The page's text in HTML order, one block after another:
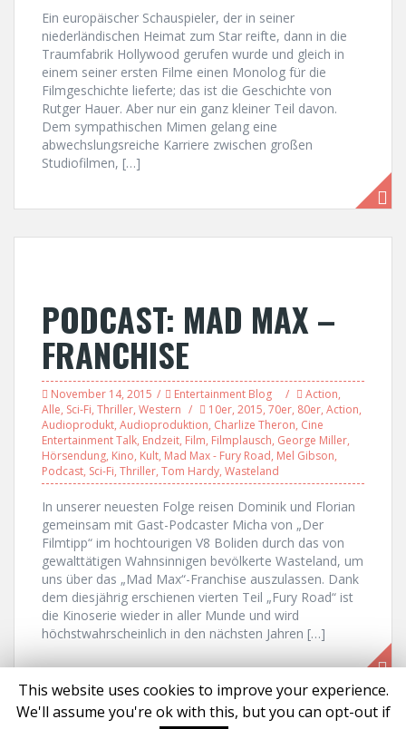
Ein europäischer Schauspieler, der in seiner
niederländischen Heimat zum Star reifte, dann in die
Traumfabrik Hollywood gerufen wurde und gleich in
einem seiner ersten Filme einen Monolog für die
Filmgeschichte lieferte; das ist die Geschichte von
Rutger Hauer. Aber nur ein ganz kleiner Teil davon.
Dem sympathischen Mimen gelang eine
abwechslungsreiche Karriere zwischen großen
Studiofilmen, […]
PODCAST: MAD MAX –
FRANCHISE
November 14, 2015 Entertainment Blog Action,
Alle, Sci-Fi, Thriller, Western 10er, 2015, 70er, 80er, Action,
Audioprodukt, Audioproduktion, Charlize Theron, Cine
Entertainment Talk, Endzeit, Film, Filmplausch, George Miller,
Hörsendung, Kino, Kult, Mad Max - Fury Road, Mel Gibson,
Podcast, Sci-Fi, Thriller, Tom Hardy, Wasteland
In unserer neuesten Folge reisen Dominik und Florian
gemeinsam mit Gast-Podcaster Micha von „Der
Filmtipp“ im hochtourigen V8 Boliden durch das von
gewalttätigen Wahnsinnigen bevölkerte Wasteland, um
uns über das „Mad Max“-Franchise auszulassen. Dank
dem diesjährig erschienen vierten Teil „Fury Road“ ist
die Kinoserie wieder in aller Munde und wird
höchstwahrscheinlich in den nächsten Jahren […]
Proudly powered by WordPress |Theme: Solon by aThemes
This website uses cookies to improve your experience.
We'll assume you're ok with this, but you can opt-out if